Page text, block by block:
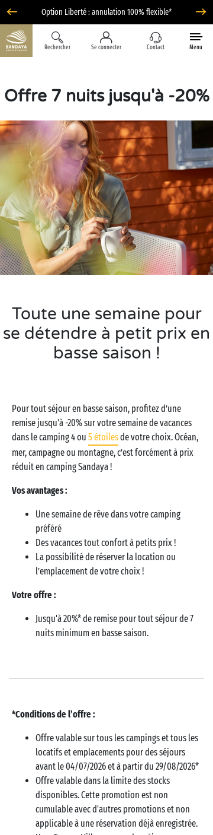
Option Liberté : annulation 100% flexible*
Rechercher Se connecter Contact Menu
Offre 7 nuits jusqu'à -20%
Toute une semaine pour
se détendre à petit prix en
basse saison !
Pour tout séjour en basse saison, profitez d’une
remise jusqu'à -20% sur votre semaine de vacances
dans le camping 4 ou 5 étoilesde votre choix. Océan,
mer, campagne ou montagne, c’est forcément à prix
réduit en camping Sandaya !
Vos avantages :
Une semaine de rêve dans votre camping
préféré
Des vacances tout confort à petits prix !
La possibilité de réserver la location ou
l’emplacement de votre choix !
Votre offre :
Jusqu'à 20%* de remise pour tout séjour de 7
nuits minimum en basse saison.
*Conditions de l’offre :
Offre valable sur tous les campings et tous les
locatifs et emplacements pour des séjours
avant le 04/07/2026 et à partir du 29/08/2026*
Offre valable dans la limite des stocks
disponibles. Cette promotion est non
cumulable avec d'autres promotions et non
applicable à une réservation déjà enregistrée.